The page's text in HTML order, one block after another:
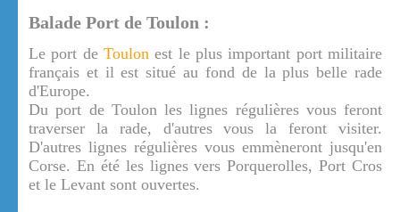
Balade Port de Toulon :
Le port de Toulon est le plus important port militaire
français et il est situé au fond de la plus belle rade
d'Europe.
Du port de Toulon les lignes régulières vous feront
traverser la rade, d'autres vous la feront visiter.
D'autres lignes régulières vous emmèneront jusqu'en
Corse. En été les lignes vers Porquerolles, Port Cros
et le Levant sont ouvertes.